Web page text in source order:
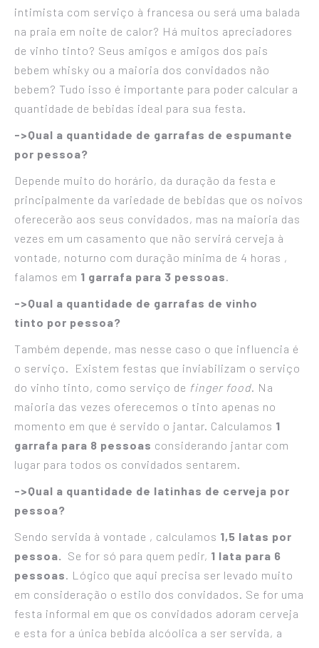
intimista com serviço à francesa ou será uma balada
na praia em noite de calor? Há muitos apreciadores
de vinho tinto? Seus amigos e amigos dos pais
bebem whisky ou a maioria dos convidados não
bebem? Tudo isso é importante para poder calcular a
quantidade de bebidas ideal para sua festa.
->Qual a quantidade de garrafas de espumante
por pessoa?
Depende muito do horário, da duração da festa e
principalmente da variedade de bebidas que os noivos
oferecerão aos seus convidados, mas na maioria das
vezes em um casamento que não servirá cerveja à
vontade, noturno com duração mínima de 4 horas ,
falamos em 1 garrafa para 3 pessoas
->Qual a quantidade de garrafas de vinho
tinto por pessoa?
Também depende, mas nesse caso o que influencia é
o serviço. Existem festas que inviabilizam o serviço
do vinho tinto, como serviço de finger food . Na
maioria das vezes oferecemos o tinto apenas no
momento em que é servido o jantar. Calculamos 1
garrafa para 8 pessoas considerando jantar com
lugar para todos os convidados sentarem.
->Qual a quantidade de latinhas de cerveja por
pessoa?
Sendo servida à vontade , calculamos 1,5 latas por
pessoa.
Se for só para quem pedir, 1 lata para 6
pessoas
. Lógico que aqui precisa ser levado muito
em consideração o estilo dos convidados. Se for uma
festa informal em que os convidados adoram cerveja
e esta for a única bebida alcóolica a ser servida, a